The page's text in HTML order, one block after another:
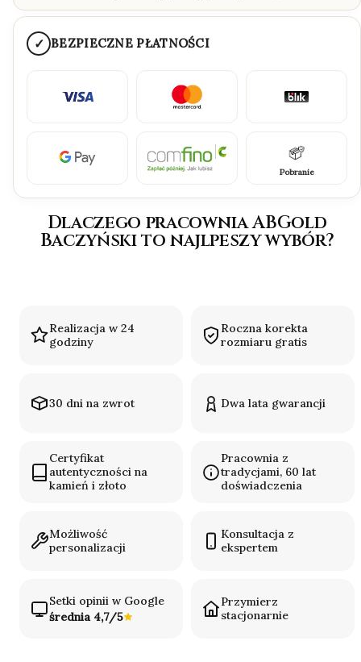
✓ BEZPIECZNE PŁATNOŚCI
Pobranie
Dlaczego pracownia ABGold
Baczyński to najlpeszy wybór?
Realizacja w 24
godziny
Roczna korekta
rozmiaru gratis
30 dni na zwrot Dwa lata gwarancji
Certyfikat
autentyczności na
kamień i złoto
Pracownia z
tradycjami, 60 lat
doświadczenia
Możliwość
personalizacji
Konsultacja z
ekspertem
Setki opinii w Google
średnia 4,7/5
Przymierz
stacjonarnie